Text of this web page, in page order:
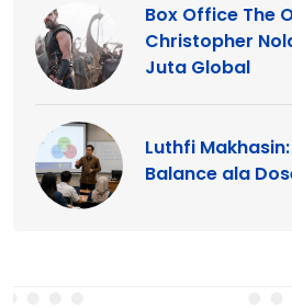
Box Office The
Christopher
Juta Global
Luthfi
Balance ala